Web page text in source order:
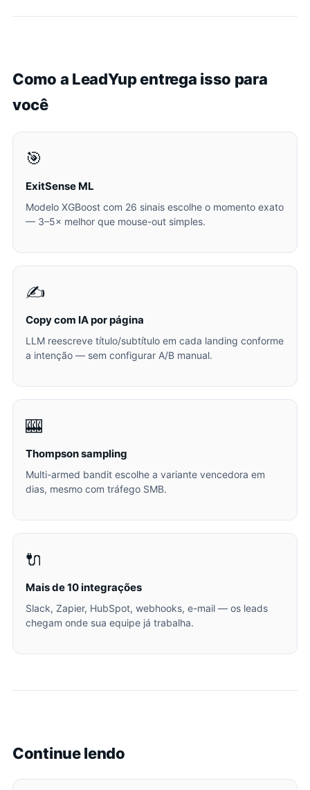
Como a LeadYup entrega isso para
você
🎯
ExitSense ML
Modelo XGBoost com 26 sinais escolhe o momento exato
— 3–5× melhor que mouse-out simples.
✍️
Copy com IA por página
LLM reescreve título/subtítulo em cada landing conforme
a intenção — sem configurar A/B manual.
🎰
Thompson sampling
Multi-armed bandit escolhe a variante vencedora em
dias, mesmo com tráfego SMB.
🔌
Mais de 10 integrações
Slack, Zapier, HubSpot, webhooks, e-mail — os leads
chegam onde sua equipe já trabalha.
Continue lendo